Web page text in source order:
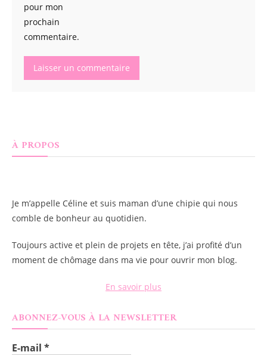
pour mon
prochain
commentaire.
À PROPOS
Je m’appelle Céline et suis maman d’une chipie qui nous
comble de bonheur au quotidien.
Toujours active et plein de projets en tête, j’ai profité d’un
moment de chômage dans ma vie pour ouvrir mon blog.
En savoir plus
ABONNEZ-VOUS À LA NEWSLETTER
E-mail *